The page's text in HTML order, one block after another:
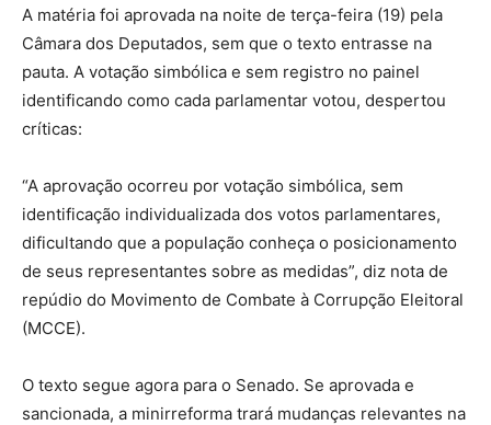
A matéria foi aprovada na noite de terça-feira (19) pela
Câmara dos Deputados, sem que o texto entrasse na
pauta. A votação simbólica e sem registro no painel
identificando como cada parlamentar votou, despertou
críticas:
“A aprovação ocorreu por votação simbólica, sem
identificação individualizada dos votos parlamentares,
dificultando que a população conheça o posicionamento
de seus representantes sobre as medidas”, diz nota de
repúdio do Movimento de Combate à Corrupção Eleitoral
(MCCE).
O texto segue agora para o Senado. Se aprovada e
sancionada, a minirreforma trará mudanças relevantes na